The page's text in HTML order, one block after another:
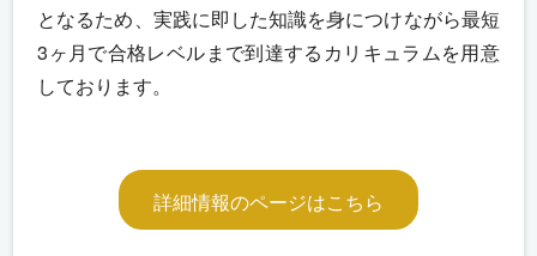
となるため、実践に即した知識を身につけながら最短
3ヶ月で合格レベルまで到達するカリキュラムを用意
しております。
詳細情報のページはこちら